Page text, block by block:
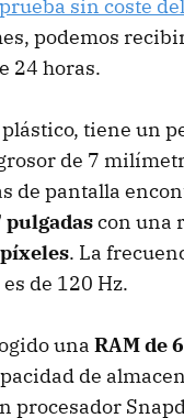
prueba sin coste
podemos
24 horas.
tiene un
de 7
de pantalla
pulgadascon una
. La
de 120 Hz.
una RAM de
de
procesador